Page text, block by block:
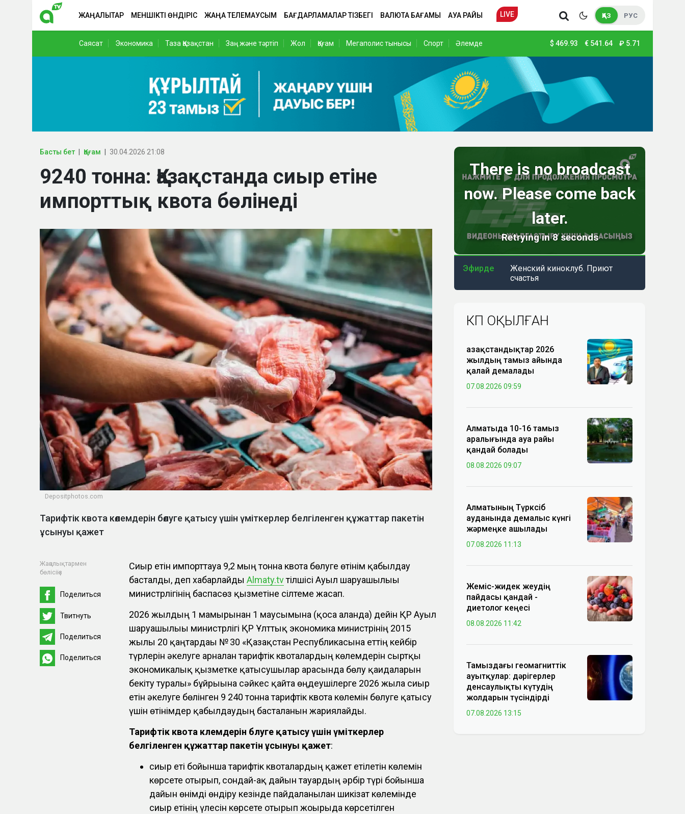
ЖАҢАЛЫҚТАР МЕНШІКТІ ӨНДІРІС ЖАҢА ТЕЛЕМАУСЫМ БАҒДАРЛАМАЛАР ТІЗБЕГІ ВАЛЮТА БАҒАМЫ АУА РАЙЫ LIVE ҚАЗ РУС
Саясат Экономика Таза Қазақстан Заң және тәртіп Жол Қоғам Мегаполис тынысы Спорт Әлемде $ 469.93 € 541.64 ₽ 5.71
Басты бет Қоғам 30.04.2026 21:08
9240 тонна: Қазақстанда сиыр етіне
импорттық квота бөлінеді
Depositphotos.com
Тарифтік квота көлемдерін бөлуге қатысу үшін үміткерлер белгіленген құжаттар пакетін
ұсынуы қажет
Жаңалықтармен
бөлісіңіз
Поделиться
Твитнуть
Поделиться
Поделиться
Сиыр етін импорттауға 9,2 мың тонна квота бөлуге өтінім қабылдау
басталды, деп хабарлайдыAlmaty.tvтілшісі Ауыл шаруашылығы
министрлігінің баспасөз қызметіне сілтеме жасап.
2026 жылдың 1 мамырынан 1 маусымына (қоса алғанда) дейін ҚР Ауыл
шаруашылығы министрлігі ҚР Ұлттық экономика министрінің 2015
жылғы 20 қаңтардағы № 30 «Қазақстан Республикасына еттің кейбір
түрлерін әкелуге арналған тарифтік квоталардың көлемдерін сыртқы
экономикалық қызметке қатысушылар арасында бөлу қағидаларын
бекіту туралы» бұйрығына сәйкес қайта өңдеушілерге 2026 жылға сиыр
етін әкелуге бөлінген 9 240 тонна тарифтік квота көлемін бөлуге қатысу
үшін өтінімдер қабылдаудың басталғанын жариялайды.
Тарифтік квота көлемдерін бөлуге қатысу үшін үміткерлер
белгіленген құжаттар пакетін ұсынуы қажет:
сиыр еті бойынша тарифтік квоталардың қажет етілетін көлемін
көрсете отырып, сондай-ақ дайын тауардың әрбір түрі бойынша
дайын өнімді өндіру кезінде пайдаланылған шикізат көлемінде
сиыр етінің үлесін көрсете отырып жоғырыда көрсетілген
Эфирде
Женский киноклуб. Приют
счастья
КӨП ОҚЫЛҒАН
Қазақстандықтар 2026
жылдың тамыз айында
қалай демалады
07.08.2026 09:59
Алматыда 10-16 тамыз
аралығында ауа райы
қандай болады
08.08.2026 09:07
Алматының Түрксіб
ауданында демалыс күнгі
жәрмеңке ашылады
07.08.2026 11:13
Жеміс-жидек жеудің
пайдасы қандай -
диетолог кеңесі
08.08.2026 11:42
Тамыздағы геомагниттік
ауытқулар: дәрігерлер
денсаулықты күтудің
жолдарын түсіндірді
07.08.2026 13:15